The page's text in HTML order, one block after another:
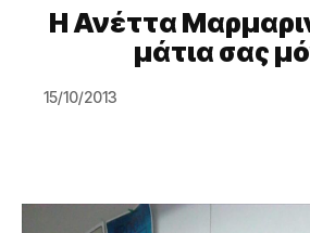
Η Ανέττα
μάτια σας
15/10/2013